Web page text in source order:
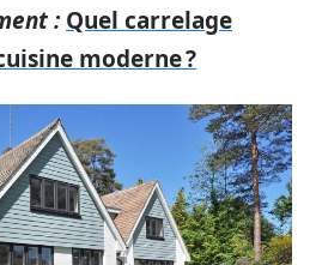
: Quel carrelage
moderne ?